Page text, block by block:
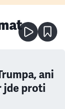
ani
jde proti